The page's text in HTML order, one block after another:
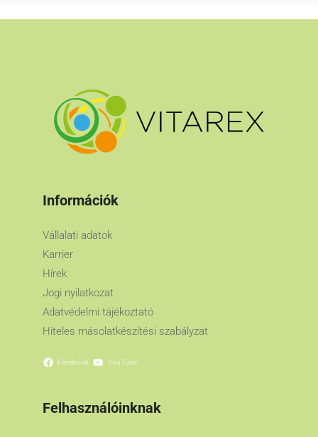
Információk
Vállalati adatok
Karrier
Hírek
Jogi nyilatkozat
Adatvédelmi tájékoztató
Hiteles másolatkészítési szabályzat
Facebook YouTube
Felhasználóinknak